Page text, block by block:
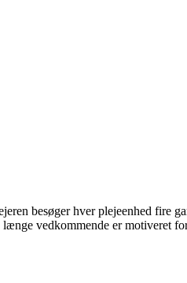
besøger hver plejeenhed fire
vedkommende er motiveret